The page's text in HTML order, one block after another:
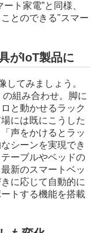
ト家電”と同様、
とのできる"スマー
がIoT製品に
してみましょう。
組み合わせ。脚に
と動かせるラック
には既にこうした
声をかけるとラッ
シーンを実現でき
ーブルやベッドの
新のスマートベッ
に応じて自動的に
トする機能を搭載